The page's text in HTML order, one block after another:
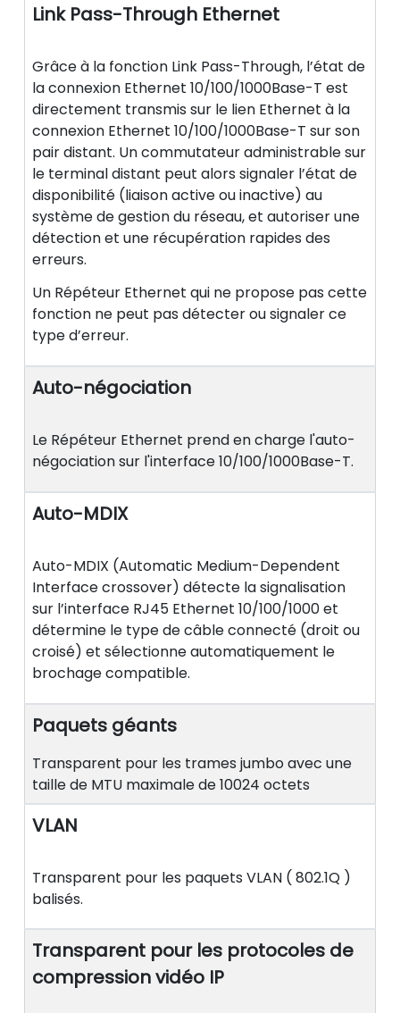
Link Pass-Through Ethernet
Grâce à la fonction Link Pass-Through, l’état de
la connexion Ethernet 10/100/1000Base-T est
directement transmis sur le lien Ethernet à la
connexion Ethernet 10/100/1000Base-T sur son
pair distant. Un commutateur administrable sur
le terminal distant peut alors signaler l’état de
disponibilité (liaison active ou inactive) au
système de gestion du réseau, et autoriser une
détection et une récupération rapides des
erreurs.
Un Répéteur Ethernet qui ne propose pas cette
fonction ne peut pas détecter ou signaler ce
type d’erreur.
Auto-négociation
Le Répéteur Ethernet prend en charge l'auto-
négociation sur l'interface 10/100/1000Base-T.
Auto-MDIX
Auto-MDIX (Automatic Medium-Dependent
Interface crossover) détecte la signalisation
sur l’interface RJ45 Ethernet 10/100/1000 et
détermine le type de câble connecté (droit ou
croisé) et sélectionne automatiquement le
brochage compatible.
Paquets géants
Transparent pour les trames jumbo avec une
taille de MTU maximale de 10024 octets
VLAN
Transparent pour les paquets VLAN ( 802.1Q )
balisés.
Transparent pour les protocoles de
compression vidéo IP